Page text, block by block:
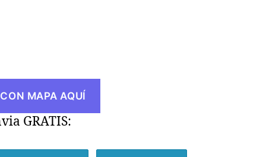
CON MAPA AQUÍ
GRATIS: